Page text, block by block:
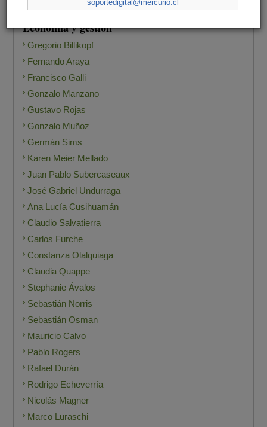
Economía y gestión
Gregorio Billikopf
Fernando Araya
Francisco Galli
Gonzalo Manzano
Gustavo Rojas
Gonzalo Muñoz
Germán Sims
Karen Meier Mellado
Juan Pablo Subercaseaux
José Gabriel Undurraga
Ana Lucía Cusihuamán
Claudio Salvatierra
Carlos Furche
Constanza Olalquiaga
Claudia Quappe
Stephanie Ávalos
Sebastián Norris
Sebastián Osman
Mauricio Calvo
Pablo Rogers
Rafael Durán
Rodrigo Echeverría
Nicolás Magner
Marco Luraschi
soportedigital@mercurio.cl